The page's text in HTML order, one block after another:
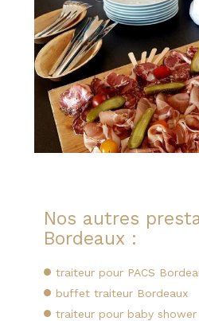
Nos autres
Bordeaux :
traiteur pour PACS
buffet traiteur Bordeaux
traiteur pour baby shower